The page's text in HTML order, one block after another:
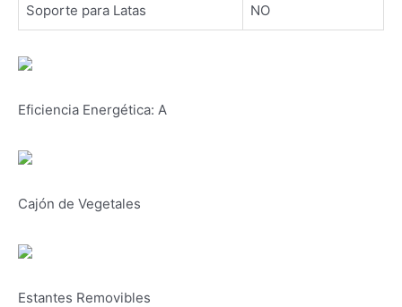
Soporte para Latas NO
Eficiencia Energética: A
Cajón de Vegetales
Estantes Removibles